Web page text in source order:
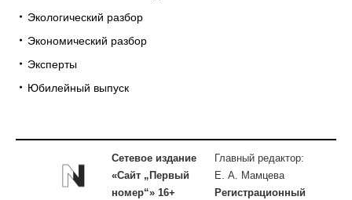
Экологический разбор
Экономический разбор
Эксперты
Юбилейный выпуск
Сетевое издание
«Сайт „Первый
номер“» 16+
Главный редактор:
Е. А. Мамцева
Регистрационный